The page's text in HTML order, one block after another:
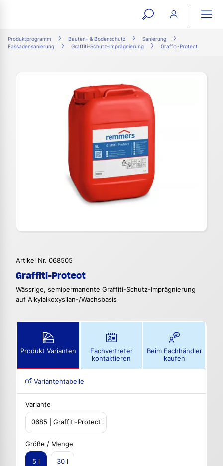
open
search
form
Produktprogramm Bauten- & Bodenschutz
Sanierung
Fassadensanierung
Graffiti-Schutz-Imprägnierung Graffiti-Protect
Artikel Nr. 068505
Graffiti-Protect
Wässrige, semipermanente Graffiti-Schutz-Imprägnierung
auf Alkylalkoxysilan-/Wachsbasis
Produkt Varianten
Fachvertreter
kontaktieren
Beim Fachhändler
kaufen
Variantentabelle
Variante
0685 | Graffiti-Protect
Größe / Menge
5 l 30 l